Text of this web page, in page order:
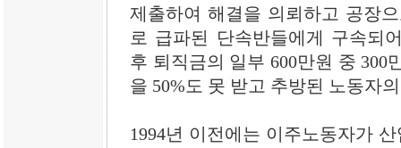
제출하여 해결을 의뢰하고 공장
로 급파된 단속반들에게 구속되
후 퇴직금의 일부 600만원 중 300
을 50%도 못 받고 추방된 노동자
1994년 이전에는 이주노동자가